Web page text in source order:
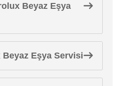
Beyaz Eşya
Eşya Servisi